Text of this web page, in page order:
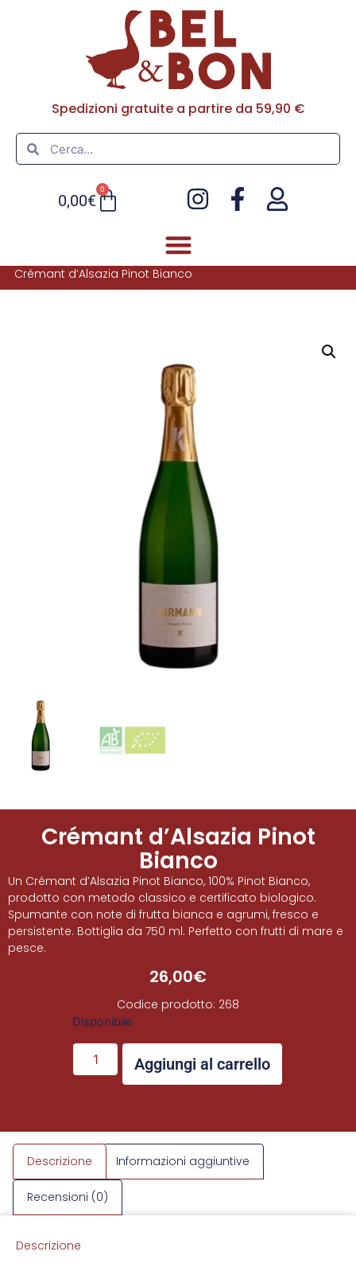
Spedizioni gratuite a partire da 59,90 €
0,00€
0
Crémant d’Alsazia Pinot Bianco
Crémant d’Alsazia Pinot
Bianco
Un Crémant d’Alsazia Pinot Bianco, 100% Pinot Bianco,
prodotto con metodo classico e certificato biologico.
Spumante con note di frutta bianca e agrumi, fresco e
persistente. Bottiglia da 750 ml. Perfetto con frutti di mare e
pesce.
26,00€
Codice prodotto: 268
Disponibile
Aggiungi al carrello
Descrizione Informazioni aggiuntive
Recensioni (0)
Descrizione